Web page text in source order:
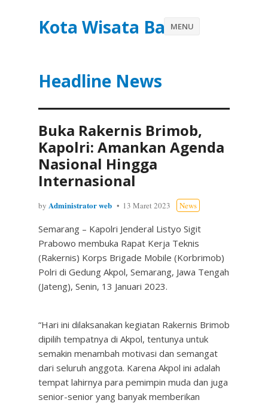
Kota Wisata Batu
Headline News
MENU
Buka Rakernis Brimob,
Kapolri: Amankan Agenda
Nasional Hingga
Internasional
by Administrator web 13 Maret 2023 News
Semarang – Kapolri Jenderal Listyo Sigit
Prabowo membuka Rapat Kerja Teknis
(Rakernis) Korps Brigade Mobile (Korbrimob)
Polri di Gedung Akpol, Semarang, Jawa Tengah
(Jateng), Senin, 13 Januari 2023.
“Hari ini dilaksanakan kegiatan Rakernis Brimob
dipilih tempatnya di Akpol, tentunya untuk
semakin menambah motivasi dan semangat
dari seluruh anggota. Karena Akpol ini adalah
tempat lahirnya para pemimpin muda dan juga
senior-senior yang banyak memberikan